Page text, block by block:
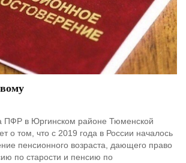
ПФР в Юргинском районе Тюменской
о том, что с 2019 года в России началось
пенсионного возраста, дающего право
по старости и пенсию по